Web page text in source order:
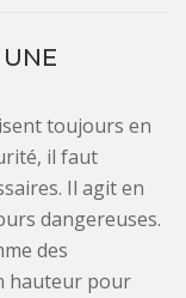
toujours en
il faut
Il agit en
dangereuses.
des
hauteur pour